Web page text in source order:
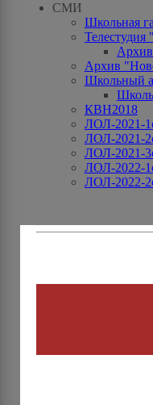
СМИ
Школьная
Телестудия
Архив
Школьный
КВН2018
ЛОЛ-2021-
ЛОЛ-2021-
ЛОЛ-2021-
ЛОЛ-2022-
ЛОЛ-2022-